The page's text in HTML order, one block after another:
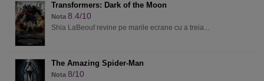
Transformers: Dark of the Moon
Nota 8.4/10
Shia LaBeouf revine pe marile ecrane cu a treia...
The Amazing Spider-Man
Nota 8/10